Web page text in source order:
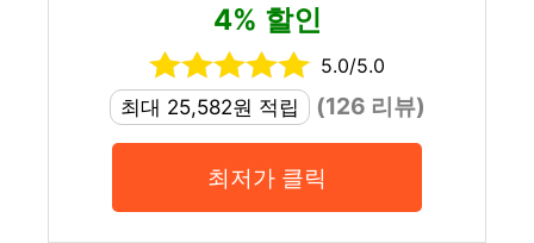
4% 할인
5.0/5.0
최대 25,582원 적립
(126 리뷰)
최저가 클릭